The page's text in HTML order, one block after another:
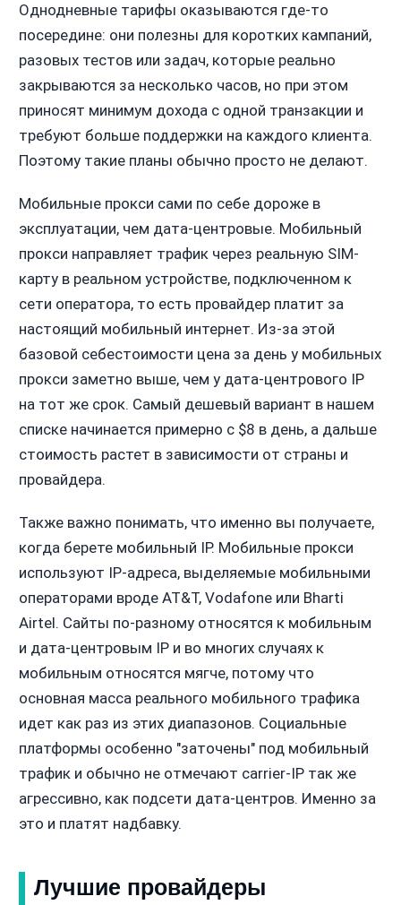
Однодневные тарифы оказываются где-то
посередине: они полезны для коротких кампаний,
разовых тестов или задач, которые реально
закрываются за несколько часов, но при этом
приносят минимум дохода с одной транзакции и
требуют больше поддержки на каждого клиента.
Поэтому такие планы обычно просто не делают.
Мобильные прокси сами по себе дороже в
эксплуатации, чем дата-центровые. Мобильный
прокси направляет трафик через реальную SIM-
карту в реальном устройстве, подключенном к
сети оператора, то есть провайдер платит за
настоящий мобильный интернет. Из-за этой
базовой себестоимости цена за день у мобильных
прокси заметно выше, чем у дата-центрового IP
на тот же срок. Самый дешевый вариант в нашем
списке начинается примерно с $8 в день, а дальше
стоимость растет в зависимости от страны и
провайдера.
Также важно понимать, что именно вы получаете,
когда берете мобильный IP. Мобильные прокси
используют IP-адреса, выделяемые мобильными
операторами вроде AT&T, Vodafone или Bharti
Airtel. Сайты по-разному относятся к мобильным
и дата-центровым IP и во многих случаях к
мобильным относятся мягче, потому что
основная масса реального мобильного трафика
идет как раз из этих диапазонов. Социальные
платформы особенно "заточены" под мобильный
трафик и обычно не отмечают carrier-IP так же
агрессивно, как подсети дата-центров. Именно за
это и платят надбавку.
Лучшие провайдеры